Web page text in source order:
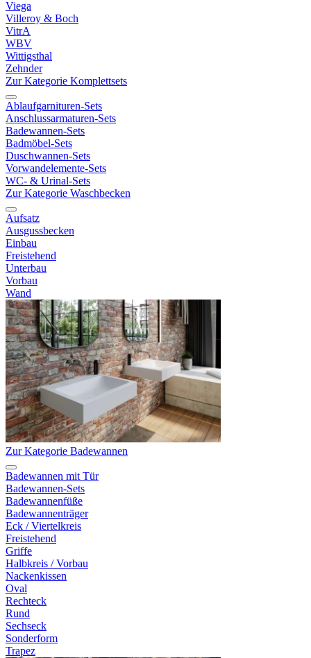
Viega
Villeroy & Boch
VitrA
WBV
Wittigsthal
Zehnder
Zur Kategorie Komplettsets
Ablaufgarnituren-Sets
Anschlussarmaturen-Sets
Badewannen-Sets
Badmöbel-Sets
Duschwannen-Sets
Vorwandelemente-Sets
WC- & Urinal-Sets
Zur Kategorie Waschbecken
Aufsatz
Ausgussbecken
Einbau
Freistehend
Unterbau
Vorbau
Wand
Zur Kategorie Badewannen
Badewannen mit Tür
Badewannen-Sets
Badewannenfüße
Badewannenträger
Eck / Viertelkreis
Freistehend
Griffe
Halbkreis / Vorbau
Nackenkissen
Oval
Rechteck
Rund
Sechseck
Sonderform
Trapez